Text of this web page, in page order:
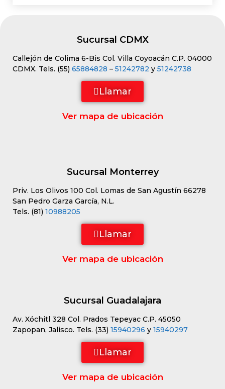
Sucursal CDMX
Callejón de Colima 6-Bis Col. Villa Coyoacán C.P. 04000
CDMX. Tels. (55) 65884828 – 51242782 y 51242738
Llamar
Ver mapa de ubicación
Sucursal Monterrey
Priv. Los Olivos 100 Col. Lomas de San Agustín 66278
San Pedro Garza García, N.L.
Tels. (81) 10988205
Llamar
Ver mapa de ubicación
Sucursal Guadalajara
Av. Xóchitl 328 Col. Prados Tepeyac C.P. 45050
Zapopan, Jalisco. Tels. (33) 15940296 y 15940297
Llamar
Ver mapa de ubicación